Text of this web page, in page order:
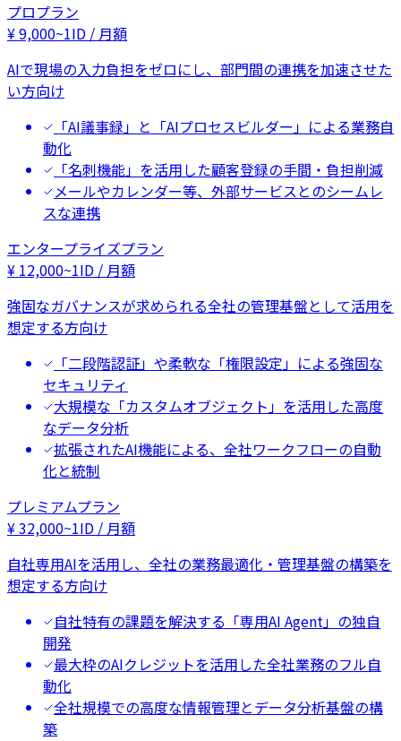
プロプラン
¥9,000~1ID / 月額
AIで現場の入力負担をゼロにし、部門間の連携を加速させた
い方向け
「AI議事録」と「AIプロセスビルダー」による業務自
動化
「名刺機能」を活用した顧客登録の手間・負担削減
メールやカレンダー等、外部サービスとのシームレ
スな連携
エンタープライズプラン
¥ 12,000~1ID / 月額
強固なガバナンスが求められる全社の管理基盤として活用を
想定する方向け
「二段階認証」や柔軟な「権限設定」による強固な
セキュリティ
大規模な「カスタムオブジェクト」を活用した高度
なデータ分析
拡張されたAI機能による、全社ワークフローの自動
化と統制
プレミアムプラン
¥32,000~1ID / 月額
自社専用AIを活用し、全社の業務最適化・管理基盤の構築を
想定する方向け
自社特有の課題を解決する「専用AI Agent」の独自
開発
最大枠のAIクレジットを活用した全社業務のフル自
動化
全社規模での高度な情報管理とデータ分析基盤の構
築